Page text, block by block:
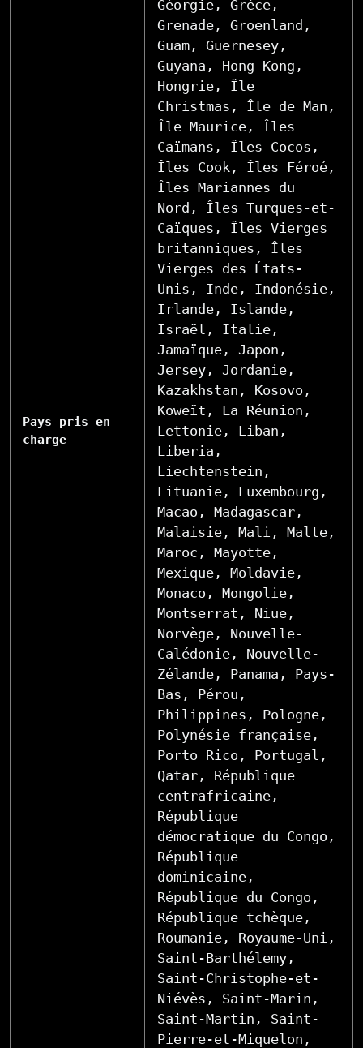
Pays pris en
charge
Géorgie, Grèce,
Grenade, Groenland,
Guam, Guernesey,
Guyana, Hong Kong,
Hongrie, Île
Christmas, Île de Man,
Île Maurice, Îles
Caïmans, Îles Cocos,
Îles Cook, Îles Féroé,
Îles Mariannes du
Nord, Îles Turques-et-
Caïques, Îles Vierges
britanniques, Îles
Vierges des États-
Unis, Inde, Indonésie,
Irlande, Islande,
Israël, Italie,
Jamaïque, Japon,
Jersey, Jordanie,
Kazakhstan, Kosovo,
Koweït, La Réunion,
Lettonie, Liban,
Liberia,
Liechtenstein,
Lituanie, Luxembourg,
Macao, Madagascar,
Malaisie, Mali, Malte,
Maroc, Mayotte,
Mexique, Moldavie,
Monaco, Mongolie,
Montserrat, Niue,
Norvège, Nouvelle-
Calédonie, Nouvelle-
Zélande, Panama, Pays-
Bas, Pérou,
Philippines, Pologne,
Polynésie française,
Porto Rico, Portugal,
Qatar, République
centrafricaine,
République
démocratique du Congo,
République
dominicaine,
République du Congo,
République tchèque,
Roumanie, Royaume-Uni,
Saint-Barthélemy,
Saint-Christophe-et-
Niévès, Saint-Marin,
Saint-Martin, Saint-
Pierre-et-Miquelon,